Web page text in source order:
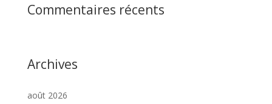
Commentaires récents
Archives
août 2026